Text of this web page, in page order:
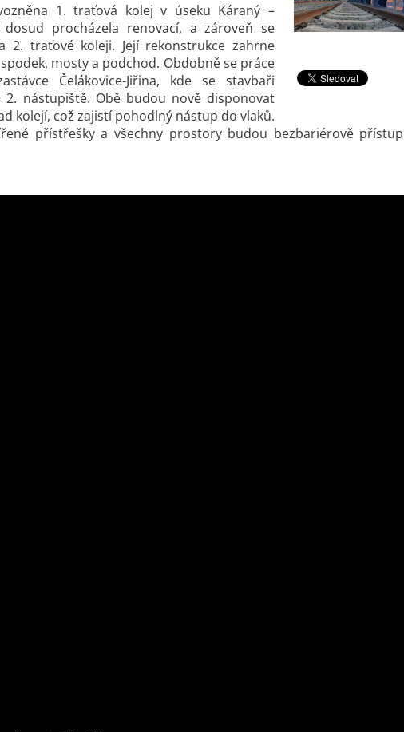
1. traťová kolej v úseku Káraný –
dosud procházela renovací, a zároveň se
2. traťové koleji. Její rekonstrukce zahrne
mosty a podchod. Obdobně se práce
Čelákovice-Jiřina, kde se stavbaři
nástupiště. Obě budou nově disponovat
kolejí, což zajistí pohodlný nástup do vlaků.
přístřešky a všechny prostory budou bezbariérově